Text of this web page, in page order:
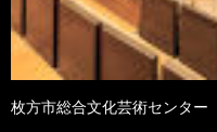
枚方市総合文化芸術センター